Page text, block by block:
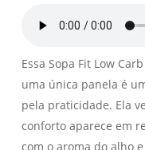
Essa Sopa Fit Low
uma única panela é
pela praticidade. Ela
conforto aparece em
com o aroma do alho